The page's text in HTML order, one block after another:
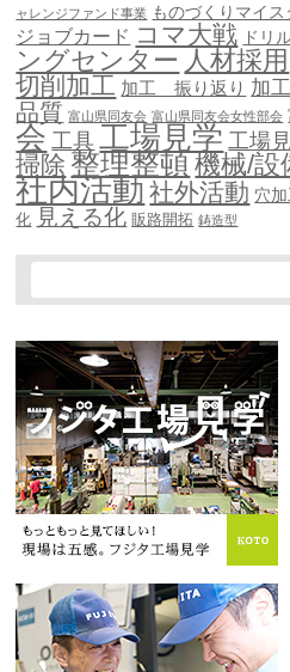
ャレンジファンド事業 ものづくりマイス
ジョブカード コマ大戦 ドリ
ングセンター 人材採用
切削加工 加工 振り返り 加
品質 富山県同友会 富山県同友会女性部会
会 工具 工場見学 工場
掃除 整理整頓機械/設
社内活動社外活動 穴
化 見える化 販路開拓 鋳造型